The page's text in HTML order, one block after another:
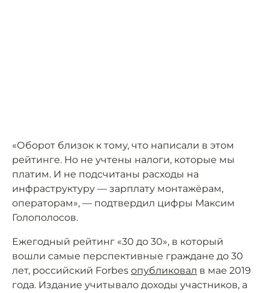
«Оборот близок к тому, что написали в этом
рейтинге. Но не учтены налоги, которые мы
платим. И не подсчитаны расходы на
инфраструктуру — зарплату монтажёрам,
операторам», — подтвердил цифры Максим
Голополосов.
Ежегодный рейтинг «30 до 30», в который
вошли самые перспективные граждане до 30
лет, российский Forbes опубликовал в мае 2019
года. Издание учитывало доходы участников, а